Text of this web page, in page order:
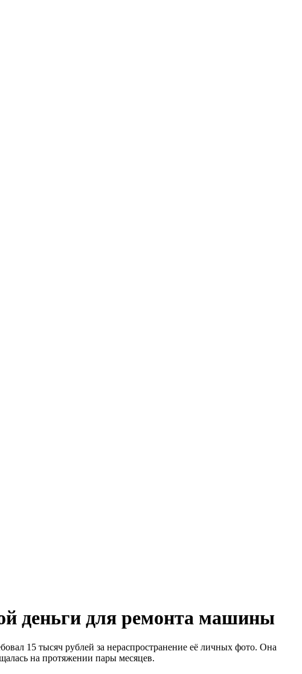
деньги для ремонта машины
15 тысяч рублей за нераспространение её личных фото. Она
на протяжении пары месяцев.